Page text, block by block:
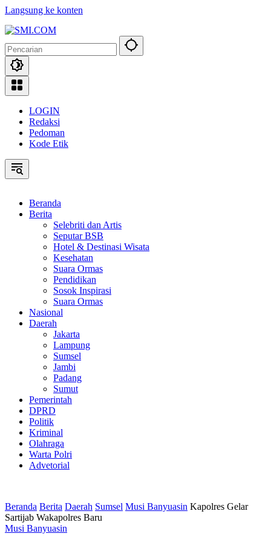
Langsung ke konten
LOGIN
Redaksi
Pedoman
Kode Etik
Beranda
Berita
Selebriti dan Artis
Seputar BSB
Hotel & Destinasi Wisata
Kesehatan
Suara Ormas
Pendidikan
Sosok Inspirasi
Suara Ormas
Nasional
Daerah
Jakarta
Lampung
Sumsel
Jambi
Padang
Sumut
Pemerintah
DPRD
Politik
Kriminal
Olahraga
Warta Polri
Advetorial
Beranda Berita Daerah Sumsel Musi Banyuasin Kapolres Gelar
Sartijab Wakapolres Baru
Musi Banyuasin